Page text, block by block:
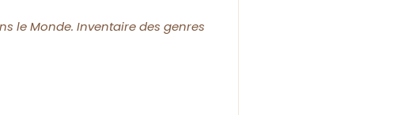
le Monde. Inventaire des genres